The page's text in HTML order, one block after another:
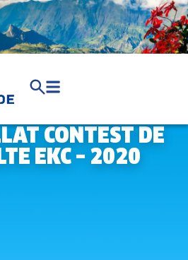
CONTEST DE
EKC – 2020